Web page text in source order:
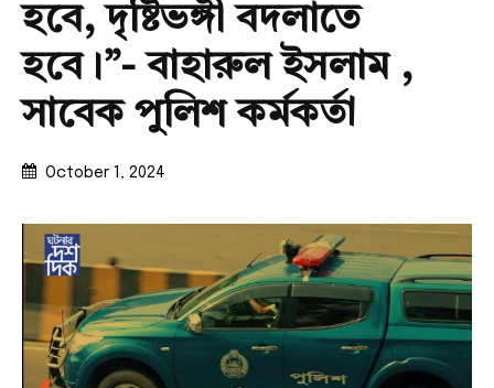
হবে, দৃষ্টিভঙ্গী বদলাতে
হবে।”- বাহারুল ইসলাম ,
সাবেক পুলিশ কর্মকর্তা
October 1, 2024